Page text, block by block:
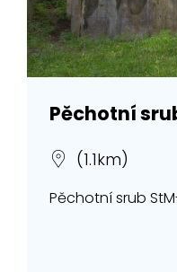
Pěchotní
(1.1km)
Pěchotní srub